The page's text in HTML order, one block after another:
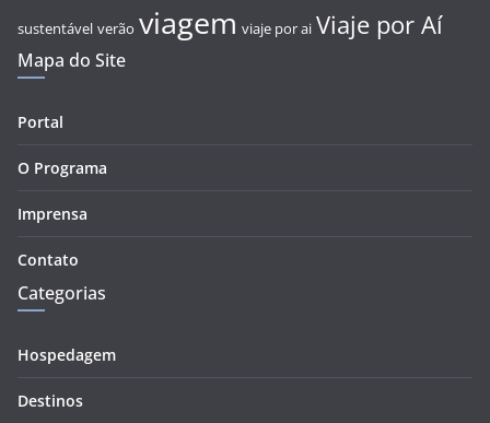
sustentável verão viagem viaje por ai Viaje por Aí
Mapa do Site
Portal
O Programa
Imprensa
Contato
Categorias
Hospedagem
Destinos